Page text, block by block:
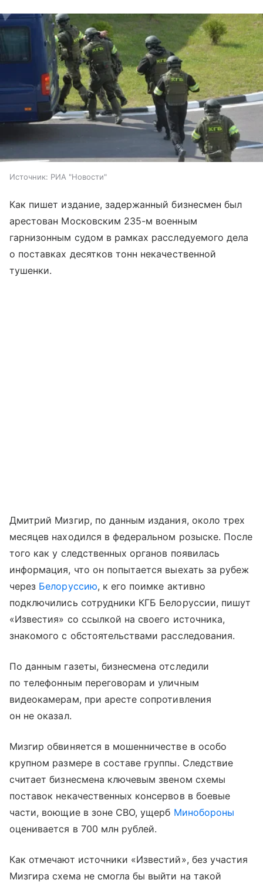
Источник: РИА "Новости"
Как пишет издание, задержанный бизнесмен был
арестован Московским 235-м военным
гарнизонным судом в рамках расследуемого дела
о поставках десятков тонн некачественной
тушенки.
Дмитрий Мизгир, по данным издания, около трех
месяцев находился в федеральном розыске. После
того как у следственных органов появилась
информация, что он попытается выехать за рубеж
через Белоруссию, к его поимке активно
подключились сотрудники КГБ Белоруссии, пишут
«Известия» со ссылкой на своего источника,
знакомого с обстоятельствами расследования.
По данным газеты, бизнесмена отследили
по телефонным переговорам и уличным
видеокамерам, при аресте сопротивления
он не оказал.
Мизгир обвиняется в мошенничестве в особо
крупном размере в составе группы. Следствие
считает бизнесмена ключевым звеном схемы
поставок некачественных консервов в боевые
части, воющие в зоне СВО, ущерб Минобороны
оценивается в 700 млн рублей.
Как отмечают источники «Известий», без участия
Мизгира схема не смогла бы выйти на такой